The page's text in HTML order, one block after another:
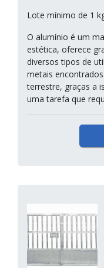
Lote mínimo de 1
O alumínio é um
estética, oferece
diversos tipos de
metais
terrestre, graças a
uma tarefa que